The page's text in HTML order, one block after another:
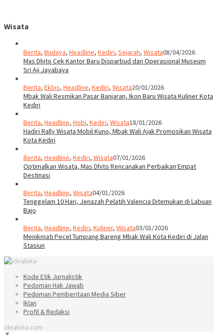
Wisata
Berita, Budaya, Headline, Kediri, Sejarah, Wisata08/04/2026
Mas Dhito Cek Kantor Baru Disparbud dan Operasional Museum
Sri Aji Jayabaya
Berita, Ekbis, Headline, Kediri, Wisata20/01/2026
Mbak Wali Resmikan Pasar Banjaran, Ikon Baru Wisata Kuliner Kota
Kediri
Berita, Headline, Hobi, Kediri, Wisata18/01/2026
Hadiri Rally Wisata Mobil Kuno, Mbak Wali Ajak Promosikan Wisata
Kota Kediri
Berita, Headline, Kediri, Wisata07/01/2026
Optimalkan Wisata, Mas Dhito Rencanakan Perbaikan Empat
Destinasi
Berita, Headline, Wisata04/01/2026
Tenggelam 10 Hari, Jenazah Pelatih Valencia Ditemukan di Labuan
Bajo
Berita, Headline, Kediri, Kuliner, Wisata03/01/2026
Menikmati Pecel Tumpang Bareng Mbak Wali Kota Kediri di Jalan
Stasiun
Kode Etik Jurnalistik
Pedoman Hak Jawab
Pedoman Pemberitaan Media Siber
Iklan
Profil & Redaksi
idealoka.com